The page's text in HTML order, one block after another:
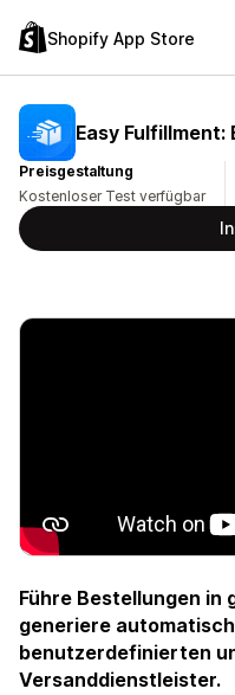
Shopify App Store
Easy Fulfillment:
Preisgestaltung
Kostenloser Test verfügbar
Führe Bestellungen in
generiere
benutzerdefinierten
Versanddienstleister.